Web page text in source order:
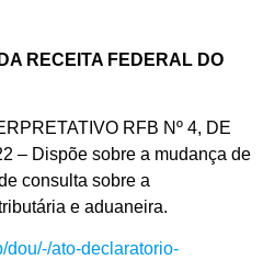
RECEITA FEDERAL DO
RFB Nº 4, DE
– Dispõe sobre a mudança de
consulta sobre a
e aduaneira.
dou/-/ato-declaratorio-